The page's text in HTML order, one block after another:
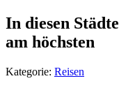
In diesen
am höchsten
Kategorie: Reisen